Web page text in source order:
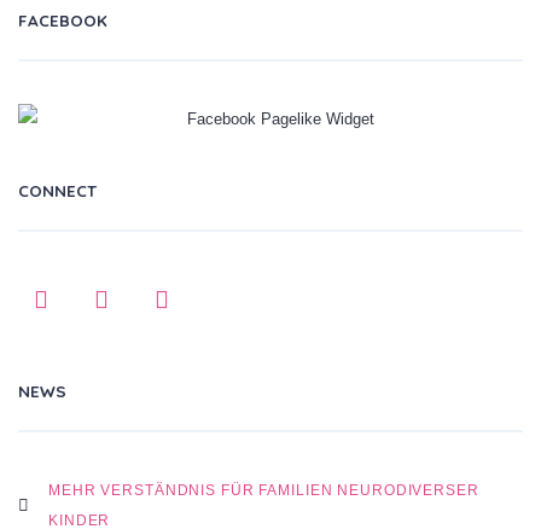
FACEBOOK
CONNECT
NEWS
MEHR VERSTÄNDNIS FÜR FAMILIEN NEURODIVERSER
KINDER